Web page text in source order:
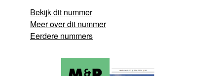
Bekijk dit nummer
Meer over dit nummer
Eerdere nummers